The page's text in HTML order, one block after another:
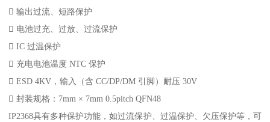
 输出过流、短路保护
 电池过充、过放、过流保护
 IC 过温保护
 充电电池温度 NTC 保护
 ESD 4KV，输入（含 CC/DP/DM 引脚）耐压 30V
 封装规格：7mm × 7mm 0.5pitch QFN48
IP2368具有多种保护功能，如过流保护、过温保护、欠压保护等，可